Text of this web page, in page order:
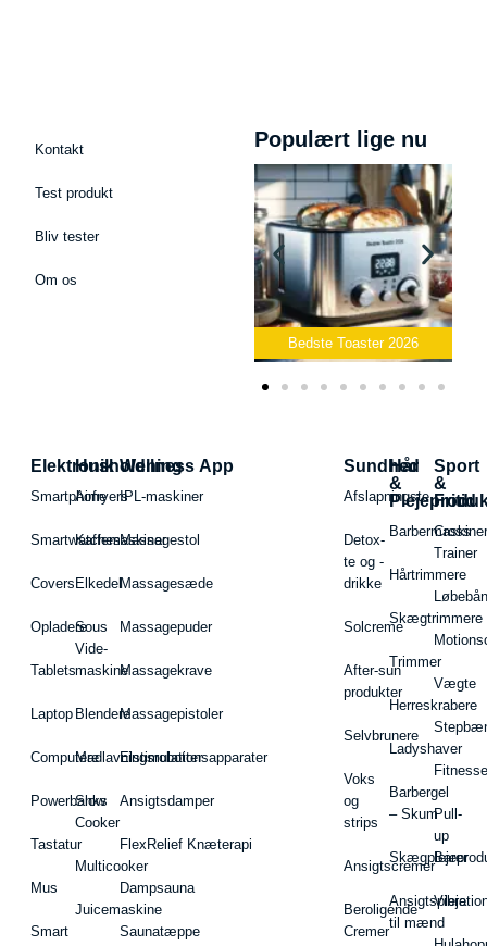
Kontakt
Test produkt
Bliv tester
Om os
Populært lige nu
Bedste Elkedel
Elektronik
Smartphone
Smartwatches
Covers
Opladere
Tablets
Laptop
Computere
Powerbanks
Tastatur
Mus
Smart
Husholdning
Airfryers
Kaffemaskiner
Elkedel
Sous
Vide-
maskine
Blendere
Madlavningsrobotter
Slow
Cooker
Multicooker
Juicemaskine
Wellness App
IPL-maskiner
Massagestol
Massagesæde
Massagepuder
Massagekrave
Massagepistoler
Elstimulationsapparater
Ansigtsdamper
FlexRelief Knæterapi
Dampsauna
Saunatæppe
Sundhed
Afslapningste
Detox-
te og -
drikke
Solcreme
After-sun
produkter
Selvbrunere
Voks
og
strips
Ansigtscremer
Beroligende
Cremer
Hår
&
Hårtrimmere
Skægtrimmere
Trimmer
Herreskrabere
Ladyshaver
Barbergel
– Skum
Ansigtspleje
til mænd
Sport
&
Fritid
Cross
Trainer
Vægte
Pull-
up
Barer